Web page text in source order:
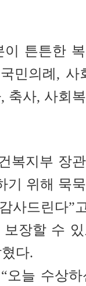
튼튼한
민의례,
축사, 사회
복지부 장
기 위해 묵
사드린다”
장할 수
다.
오늘 수상